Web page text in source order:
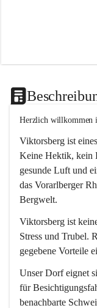
Herzlich willkommen
Viktorsberg ist
Keine Hektik, kein
gesunde Luft und
das Vorarlberger
Bergwelt.
Viktorsberg ist
Stress und Trubel.
gegebene Vorteile
Unser Dorf eignet
für
benachbarte